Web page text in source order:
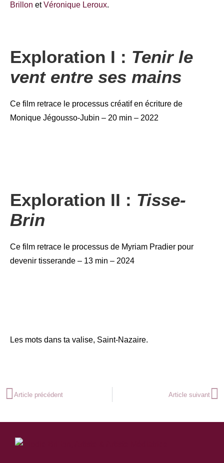
Brillon etVéronique Leroux.
Exploration I : Tenir le
vent entre ses mains
Ce film retrace le processus créatif en écriture de
Monique Jégousso-Jubin – 20 min – 2022
Exploration II : Tisse-
Brin
Ce film retrace le processus de Myriam Pradier pour
devenir tisserande – 13 min – 2024
Les mots dans ta valise, Saint-Nazaire.
Article précédent Article suivant